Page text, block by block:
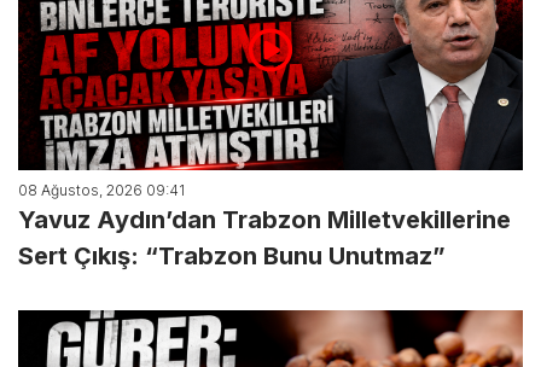
08 Ağustos, 2026 09:41
Yavuz Aydın’dan Trabzon Milletvekillerine
Sert Çıkış: “Trabzon Bunu Unutmaz”